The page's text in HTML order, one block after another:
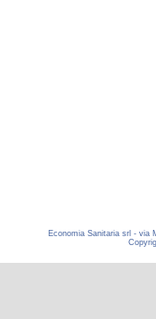
Economia Sanitaria srl - via